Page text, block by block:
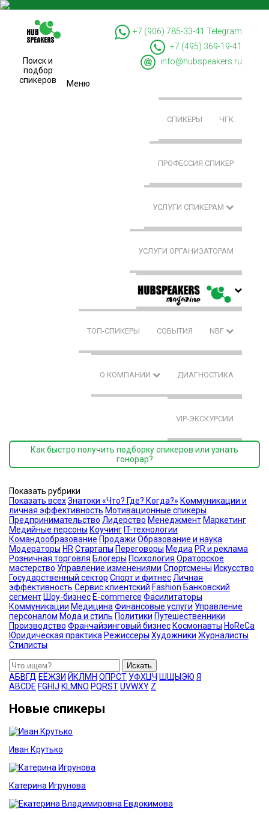
Поиск и
подбор
спикеров
+7 (906) 785-33-41 Telegram
+7 (495) 369-19-41
info@hubspeakers.ru
Меню
СПИКЕРЫ ЧГК
ПРОФЕССИЯ СПИКЕР
УСЛУГИ СПИКЕРАМ
УСЛУГИ ОРГАНИЗАТОРАМ
ТОП-СПИКЕРЫ СОБЫТИЯ NBF
О КОМПАНИИ ДИАГНОСТИКА
VIP-ЭКСКУРСИИ
Как быстро получить подборку спикеров или узнать
гонорар?
Показать рубрики
Показать всехЗнатоки «Что? Где? Когда?» Коммуникации и
личная эффективность Мотивационные спикеры
Предпринимательство Лидерство Менеджмент Маркетинг
Медийные персоны Коучинг IT-технологии
Командообразование Продажи Образование и наука
Модераторы HR Стартапы Переговоры Медиа PR и реклама
Розничная торговля Блогеры Психология Ораторское
мастерство Управление изменениями Спортсмены Искусство
Государственный сектор Спорт и фитнес Личная
эффективность Сервис клиентский Fashion Банковский
сегмент Шоу-бизнес E-commerce Фасилитаторы
Коммуникации Медицина Финансовые услуги Управление
персоналом Мода и стиль Политики Путешественники
Производство Франчайзинговый бизнес Космонавты HoReCa
Юридическая практика Режиссеры Художники Журналисты
Стилисты
Искать
АБВГД ЕЁЖЗИ Й КЛ М Н ОП РСТ УФХЦЧ Ш ЩЫ ЭЮ Я
ABCDE FGH J KLM NO PQRSTUVWXY Z
Новые спикеры
Иван Крутько
Катерина Игрунова